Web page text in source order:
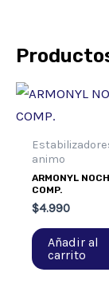
animo
ARMONYL
COMP.
$4.990
Añadir al
carrito